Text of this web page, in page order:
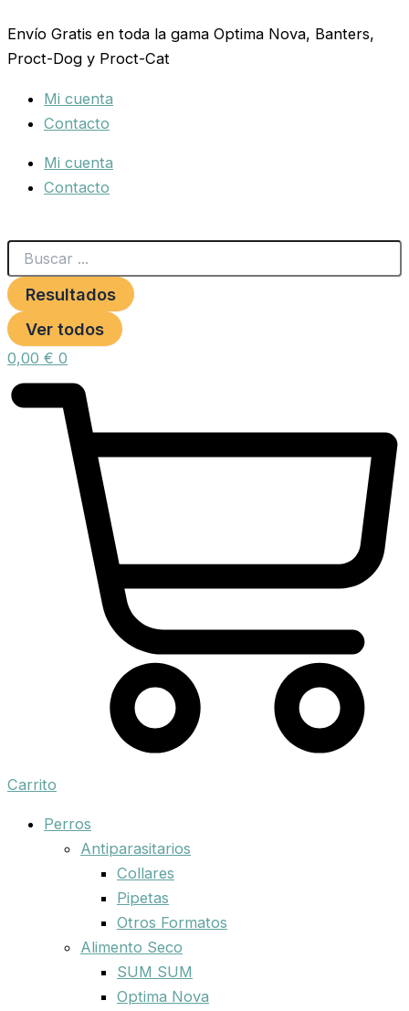
al
contenido
Envío Gratis en toda la gama Optima Nova, Banters,
Proct-Dog y Proct-Cat
Mi cuenta
Contacto
Mi cuenta
Contacto
...
Resultados
Ver todos
0,00 € 0
Carrito
Perros
Antiparasitarios
Collares
Pipetas
Otros Formatos
Alimento Seco
SUM SUM
Optima Nova
TRASLUCIDO
10cm.3
Piezas